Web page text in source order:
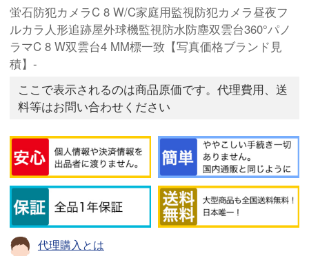
蛍石防犯カメラC 8 W/C家庭用監視防犯カメラ昼夜フ
ルカラ人形追跡屋外球機監視防水防塵双雲台360°パノ
ラマC 8 W双雲台4 MM標一致【写真価格ブランド見
積】-
ここで表示されるのは商品原価です。代理費用、送
料等はお問い合わせください
代理購入とは